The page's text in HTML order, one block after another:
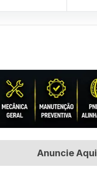
Anuncie Aqui